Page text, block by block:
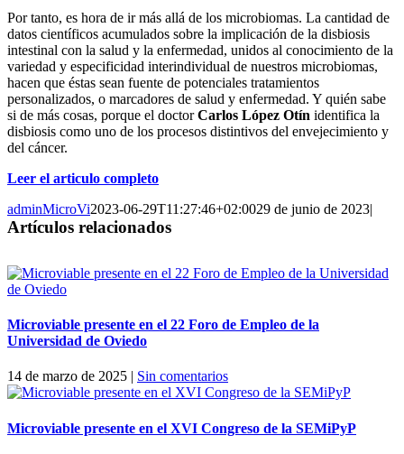
Por tanto, es hora de ir más allá de los microbiomas. La cantidad de
datos científicos acumulados sobre la implicación de la disbiosis
intestinal con la salud y la enfermedad, unidos al conocimiento de la
variedad y especificidad interindividual de nuestros microbiomas,
hacen que éstas sean fuente de potenciales tratamientos
personalizados, o marcadores de salud y enfermedad. Y quién sabe
si de más cosas, porque el doctorCarlos López Otín identifica la
disbiosis como uno de los procesos distintivos del envejecimiento y
del cáncer.
Leer el articulo completo
adminMicroVi2023-06-29T11:27:46+02:0029 de junio de 2023|
Artículos relacionados
Microviable presente en el 22 Foro de Empleo de la
Universidad de Oviedo
14 de marzo de 2025 | Sin comentarios
Microviable presente en el XVI Congreso de la SEMiPyP